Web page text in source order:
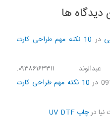
دیدگاه ها
در
10 نکته مهم طراحی کارت
محسن عبدالوند ۰۹۳۸۶۱۶۳۳۱۱.
در
10 نکته مهم طراحی کارت
درچاپ UV DTF